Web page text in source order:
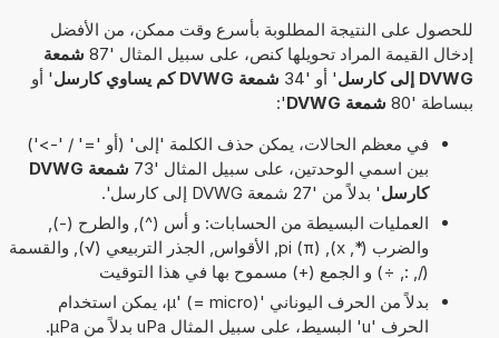
للحصول على النتيجة المطلوبة بأسرع وقت ممكن، من الأفضل
إدخال القيمة المراد تحويلها كنص، على سبيل المثال '87
شمعة
DVWG إلى كارسل
' أو '34 شمعة DVWG كم يساوي كارسل
' أو
ببساطة '80
شمعة DVWG
':
في معظم الحالات، يمكن حذف الكلمة 'إلى' (أو '=' / '->')
بين اسمي الوحدتين، على سبيل المثال '73
شمعة DVWG
كارسل' بدلاً من '27 شمعة DVWG إلى كارسل'.
العمليات البسيطة من الحسابات: و أس (^), والطرح (-),
والضرب (*, x), pi (π), الأقواس, الجذر التربيعي (√), والقسمة
(/, :, ÷) و الجمع (+) مسموح بها في هذا التوقيت
بدلاً من الحرف اليوناني 'µ' (= micro)، يمكن استخدام
الحرف 'u' البسيط، على سبيل المثال uPa بدلاً من µPa.